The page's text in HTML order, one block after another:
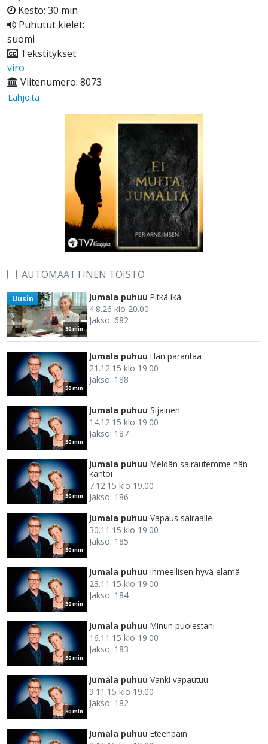
Kesto: 30 min
Puhutut kielet:
suomi
Tekstitykset:
viro
Viitenumero: 8073
Lahjoita
AUTOMAATTINEN TOISTO
30 min
Uusin Jumala puhuu Pitkä ikä
4.8.26 klo 20.00
Jakso: 682
30 min
Jumala puhuu Hän parantaa
21.12.15 klo 19.00
Jakso: 188
30 min
Jumala puhuu Sijainen
14.12.15 klo 19.00
Jakso: 187
30 min
Jumala puhuu Meidän sairautemme hän
kantoi
7.12.15 klo 19.00
Jakso: 186
30 min
Jumala puhuu Vapaus sairaalle
30.11.15 klo 19.00
Jakso: 185
30 min
Jumala puhuu Ihmeellisen hyvä elämä
23.11.15 klo 19.00
Jakso: 184
30 min
Jumala puhuu Minun puolestani
16.11.15 klo 19.00
Jakso: 183
30 min
Jumala puhuu Vanki vapautuu
9.11.15 klo 19.00
Jakso: 182
Jumala puhuu Eteenpäin